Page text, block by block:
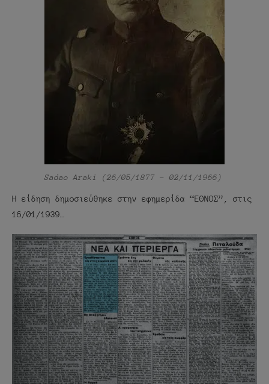
Sadao Araki (26/05/1877 – 02/11/1966)
Η είδηση δημοσιεύθηκε στην εφημερίδα “ΕΘΝΟΣ”, στις
16/01/1939…